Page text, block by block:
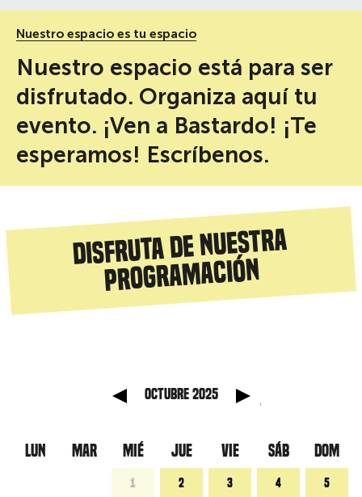
Nuestro espacio es tu espacio
Nuestro espacio está para ser
disfrutado. Organiza aquí tu
evento. ¡Ven a Bastardo! ¡Te
esperamos! Escríbenos.
Disfruta de nuestra
programación
octubre 2025
LUN MAR MIÉ JUE VIE SÁB DOM
1 2 3 4 5